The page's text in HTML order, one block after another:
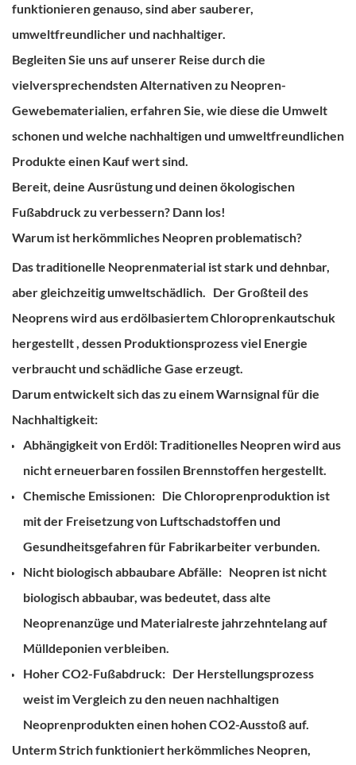
funktionieren genauso, sind aber sauberer,
umweltfreundlicher und nachhaltiger.
Begleiten Sie uns auf unserer Reise durch die
vielversprechendsten Alternativen zu Neopren-
Gewebematerialien, erfahren Sie, wie diese die Umwelt
schonen und welche nachhaltigen und umweltfreundlichen
Produkte einen Kauf wert sind.
Bereit, deine Ausrüstung und deinen ökologischen
Fußabdruck zu verbessern? Dann los!
Warum ist herkömmliches Neopren problematisch?
Das traditionelle Neoprenmaterial ist stark und dehnbar,
aber gleichzeitig umweltschädlich. Der Großteil des
Neoprens wird aus erdölbasiertemChloroprenkautschuk
hergestellt, dessen Produktionsprozess viel Energie
verbraucht und schädliche Gase erzeugt.
Darum entwickelt sich das zu einem Warnsignal für die
Nachhaltigkeit:
Abhängigkeit von Erdöl:Traditionelles Neopren wird aus
nicht erneuerbaren fossilen Brennstoffen hergestellt.
Chemische Emissionen: Die Chloroprenproduktion ist
mit der Freisetzung von Luftschadstoffen und
Gesundheitsgefahren für Fabrikarbeiter verbunden.
Nicht biologisch abbaubare Abfälle: Neopren ist nicht
biologisch abbaubar, was bedeutet, dass alte
Neoprenanzüge und Materialreste jahrzehntelang auf
Mülldeponien verbleiben.
Hoher CO2-Fußabdruck: Der Herstellungsprozess
weist im Vergleich zu den neuen nachhaltigen
Neoprenprodukten einen hohen CO2-Ausstoß auf.
Unterm Strich funktioniert herkömmliches Neopren,